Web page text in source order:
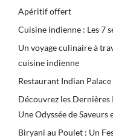
Apéritif offert
Cuisine indienne : Les 7
Un voyage culinaire à
cuisine indienne
Restaurant Indian
Découvrez les Dernières
Une Odyssée de
Biryani au Poulet : Un